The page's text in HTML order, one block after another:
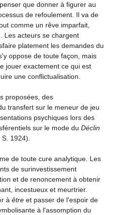
que donner à figurer au
de refoulement. Il va de
comme un rêve imparfait,
Les acteurs se chargent
platement les demandes du
oppose de toute façon, mais
jouer exactement ce qui est
une conflictualisation.
proposées, des
transfert sur le meneur de jeu
psychiques lors des
sur le mode du Déclin
1924).
de toute cure analytique. Les
de surinvestissement
et de renoncement à obtenir
incestueux et meurtrier.
à être et passer de l'espoir de
à l'assomption du